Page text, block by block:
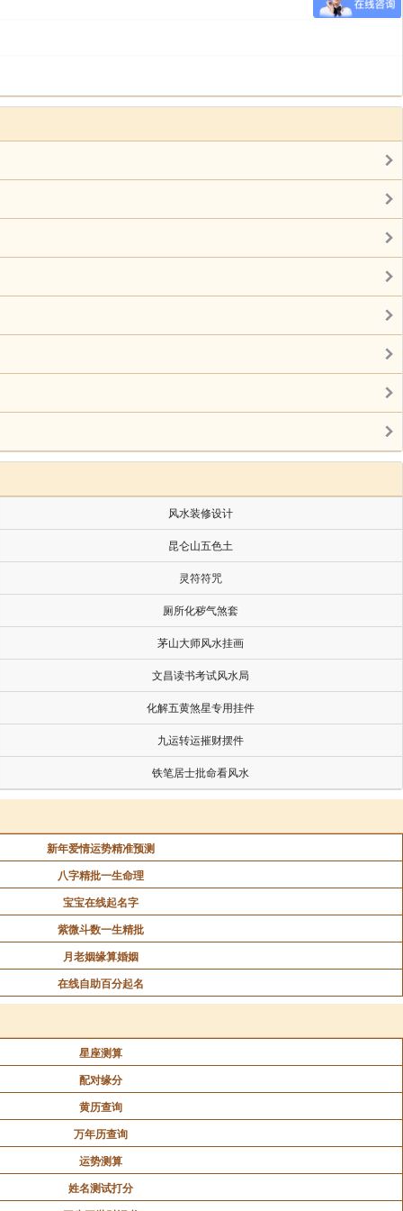
。
。
自卫之勇，其结果是凶。故占得此爻则凶。
来解释“顺”而“入”的过程：初六柔而无应，所以有利
阳刚之爻，因其不甘于顺从，故而有“吝”；六四猎
刚”，故有利于刚健之行。
“入”为训。也就是说，既然卦象“风”，那么，它就
”。二阳失位，变正而往应九五，故曰“利有攸往”。大
风水装修设计
昆仑山五色土
灵符符咒
厕所化秽气煞套
茅山大师风水挂画
文昌读书考试风水局
化解五黄煞星专用挂件
九运转运摧财摆件
铁笔居士批命看风水
新年爱情运势精准预测
八字精批一生命理
宝宝在线起名字
紫微斗数一生精批
月老姻缘算婚姻
在线自助百分起名
星座测算
配对缘分
黄历查询
万年历查询
运势测算
姓名测试打分